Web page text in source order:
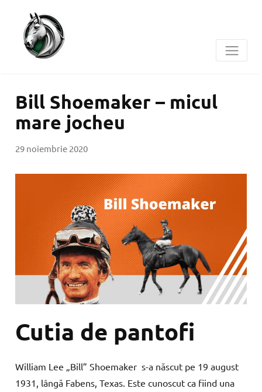
Bill Shoemaker – micul
mare jocheu
29 noiembrie 2020
Cutia de pantofi
William Lee „Bill” Shoemaker s-a născut pe 19 august
1931, lângă Fabens, Texas. Este cunoscut ca fiind una